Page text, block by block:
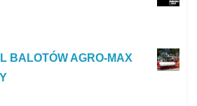
BALOTÓW AGRO-MAX